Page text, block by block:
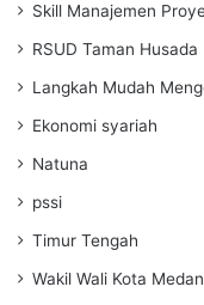
Skill Manajemen
RSUD Taman
Langkah Mudah
Ekonomi syariah
Natuna
pssi
Timur Tengah
Wakil Wali Kota Medan